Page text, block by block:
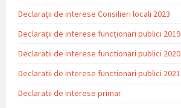
Declarații de interese Consilieri locali 2023
Declarații de interese funcționari publici 2019
Declaratii de interese functionari publici 2020
Declaratii de interese functionari publici 2021
Declaratii de interese primar